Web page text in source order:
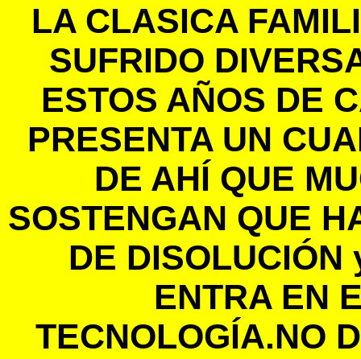
LA CLASICA
SUFRIDO
ESTOS AÑOS DE
PRESENTA UN
DE AHÍ QUE
SOSTENGAN QUE
DE DISOLUCIÓN
ENTRA EN
TECNOLOGÍA.NO